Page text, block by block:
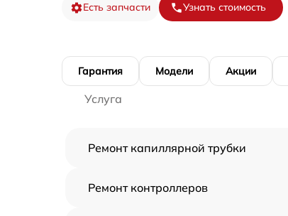
Есть запчасти Узнать стоимость
Гарантия Модели Акции
Услуга
Ремонт капиллярной трубки
Ремонт контроллеров